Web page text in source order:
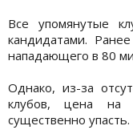
Все упомянутые
кандидатами.
нападающего в 80
Однако, из-за
клубов, цена на
существенно упасть.